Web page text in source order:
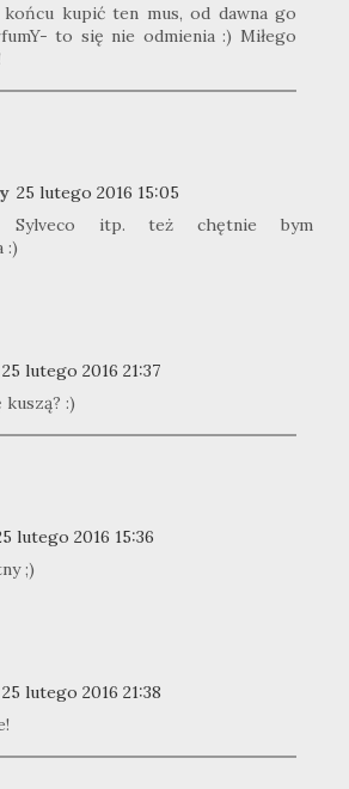
kupić ten mus, od dawna go
to się nie odmienia :) Miłego
25 lutego 2016 15:05
Sylveco itp. też chętnie bym
:)
25 lutego 2016 21:37
:)
lutego 2016 15:36
;)
25 lutego 2016 21:38